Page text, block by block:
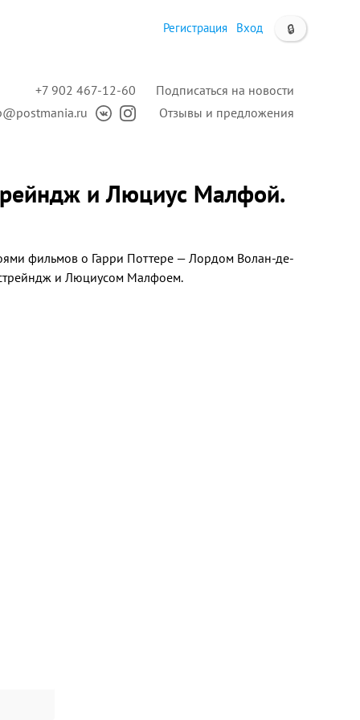
🔒
Регистрация Вход
Подписаться на новости
Отзывы и предложения
+7 902 467-12-60
и Люциус Малфой.
фильмов о Гарри Поттере — Лордом Волан-де-
и Люциусом Малфоем.